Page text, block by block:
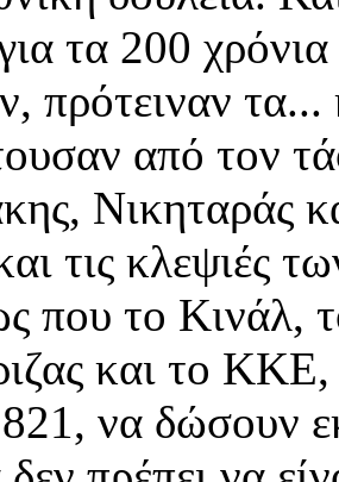
τα 200
πρότειναν
από τον
Νικηταράς
τις κλεψιές
που το Κινάλ,
και το ΚΚΕ,
να δώσουν